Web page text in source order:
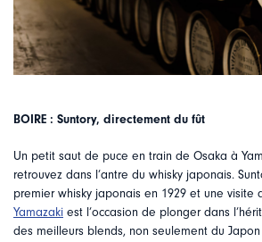
BOIRE : Suntory, directement du fût
Un petit saut de puce en train de Osaka à
retrouvez dans l’antre du whisky japonais.
premier whisky japonais en 1929 et une visite
Yamazaki est l’occasion de plonger dans
des meilleurs blends, non seulement du